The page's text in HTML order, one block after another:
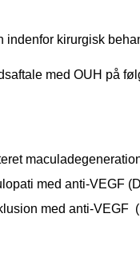
kirurgisk
med OUH på
med anti-VEGF
med anti-VEGF